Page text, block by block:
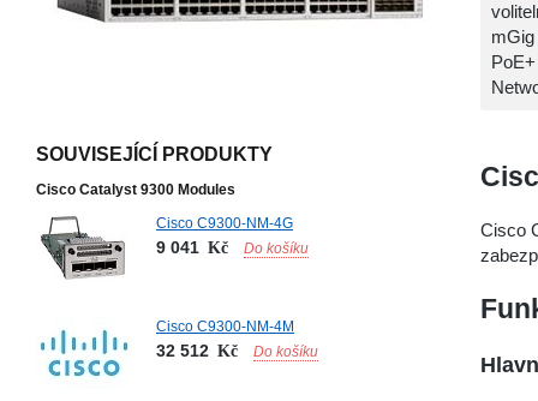
SOUVISEJÍCÍ PRODUKTY
Cisco Catalyst 9300 Modules
Cisco C9300-NM-4G
9 041 Kč Do košíku
Cisco C9300-NM-4M
32 512 Kč Do košíku
Cisco